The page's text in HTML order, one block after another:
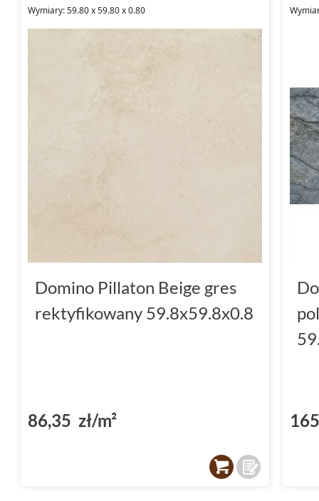
Wymiary: 59.80 x 59.80 x 0.80
Domino Pillaton Beige gres
rektyfikowany 59.8x59.8x0.8
86,35 zł/m²